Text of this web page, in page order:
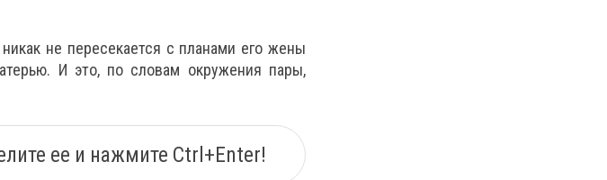
не пересекается с планами его жены
И это, по словам окружения пары,
ее и нажмите Ctrl+Enter!